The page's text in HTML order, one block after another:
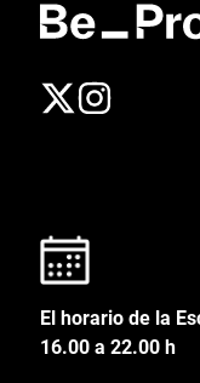
El horario de la
16.00 a 22.00 h